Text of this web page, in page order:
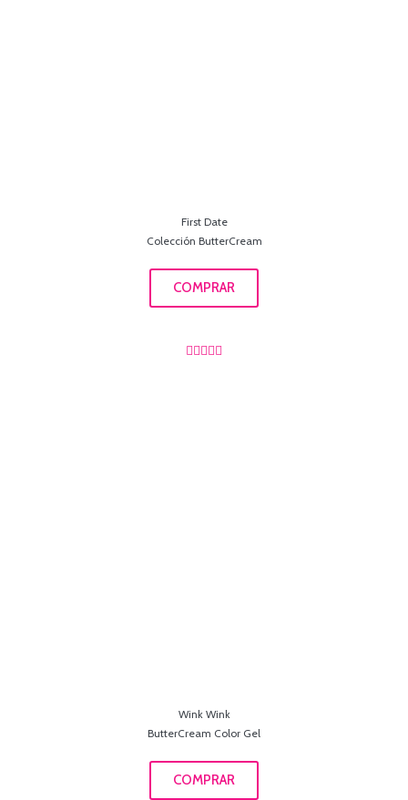
First Date
Colección ButterCream
COMPRAR

Wink Wink
ButterCream Color Gel
COMPRAR